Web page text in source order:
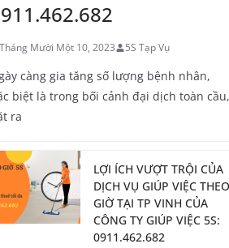
Tháng Mười Một 10, 2023 5S Tạp Vụ
càng gia tăng số lượng bệnh nhân,
biệt là trong bối cảnh đại dịch toàn cầu,
ra
LỢI ÍCH VƯỢT TRỘI CỦA
DỊCH VỤ GIÚP VIỆC THEO
GIỜ TẠI TP VINH CỦA
CÔNG TY GIÚP VIỆC 5S:
0911.462.682